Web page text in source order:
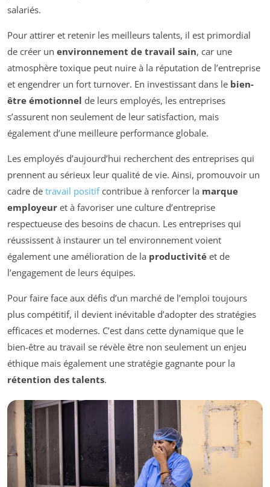
salariés.
Pour attirer et retenir les meilleurs talents, il est primordial
de créer un environnement de travail sain, car une
atmosphère toxique peut nuire à la réputation de l’entreprise
et engendrer un fort turnover. En investissant dans le bien-
être émotionnel de leurs employés, les entreprises
s’assurent non seulement de leur satisfaction, mais
également d’une meilleure performance globale.
Les employés d’aujourd’hui recherchent des entreprises qui
prennent au sérieux leur qualité de vie. Ainsi, promouvoir un
cadre de travail positifcontribue à renforcer la marque
employeur et à favoriser une culture d’entreprise
respectueuse des besoins de chacun. Les entreprises qui
réussissent à instaurer un tel environnement voient
également une amélioration de la productivité et de
l’engagement de leurs équipes.
Pour faire face aux défis d’un marché de l’emploi toujours
plus compétitif, il devient inévitable d’adopter des stratégies
efficaces et modernes. C’est dans cette dynamique que le
bien-être au travail se révèle être non seulement un enjeu
éthique mais également une stratégie gagnante pour la
rétention des talents.